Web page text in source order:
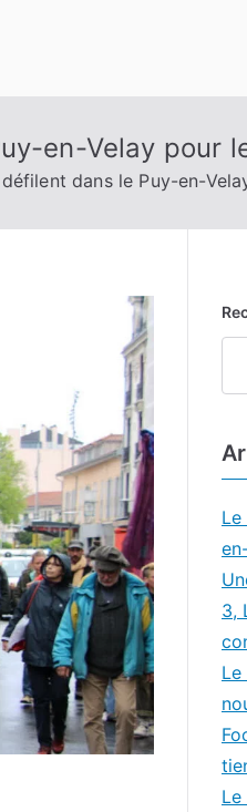
en-Velay pour
dans le Puy-en-
3,